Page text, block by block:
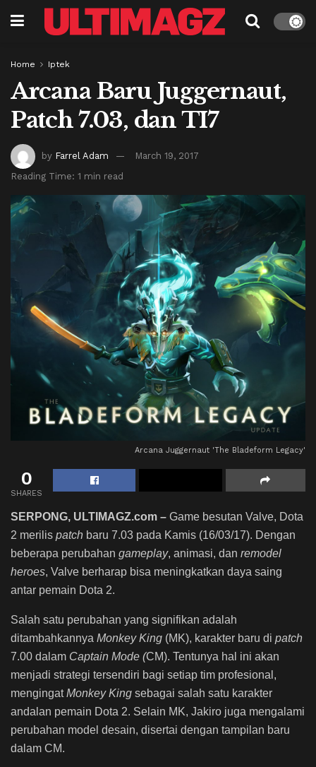
Home Iptek
Arcana Baru Juggernaut,
Patch 7.03, dan TI7
by Farrel Adam
March 19, 2017
Reading Time: 1 min read
Arcana Juggernaut 'The Bladeform Legacy'
0
SHARES
SERPONG, ULTIMAGZ.com – Game besutan Valve, Dota
2 merilis patch baru 7.03 pada Kamis (16/03/17). Dengan
beberapa perubahan gameplay, animasi, dan remodel
heroes, Valve berharap bisa meningkatkan daya saing
antar pemain Dota 2.
Salah satu perubahan yang signifikan adalah
ditambahkannya Monkey King (MK), karakter baru di patch
7.00 dalam Captain Mode (CM). Tentunya hal ini akan
menjadi strategi tersendiri bagi setiap tim profesional,
mengingatMonkey King sebagai salah satu karakter
andalan pemain Dota 2. Selain MK, Jakiro juga mengalami
perubahan model desain, disertai dengan tampilan baru
dalam CM.